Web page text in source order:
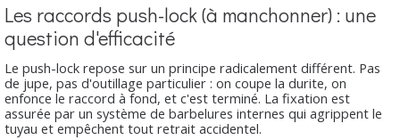
Les raccords push-lock (à manchonner) : une
question d'efficacité
Le push-lock repose sur un principe radicalement différent. Pas
de jupe, pas d'outillage particulier : on coupe la durite, on
enfonce le raccord à fond, et c'est terminé. La fixation est
assurée par un système de barbelures internes qui agrippent le
tuyau et empêchent tout retrait accidentel.